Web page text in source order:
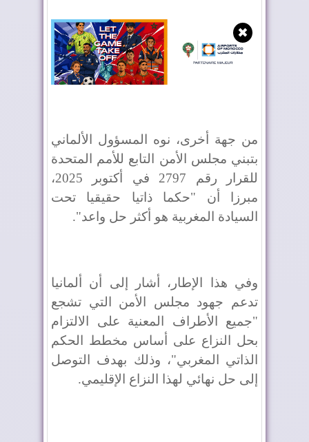
✖
من جهة أخرى، نوه المسؤول الألماني
بتبني مجلس الأمن التابع للأمم المتحدة
للقرار رقم 2797 في أكتوبر 2025،
مبرزا أن "حكما ذاتيا حقيقيا تحت
السيادة المغربية هو أكثر حل واعد".
وفي هذا الإطار، أشار إلى أن ألمانيا
تدعم جهود مجلس الأمن التي تشجع
"جميع الأطراف المعنية على الالتزام
بحل النزاع على أساس مخطط الحكم
الذاتي المغربي"، وذلك بهدف التوصل
إلى حل نهائي لهذا النزاع الإقليمي.